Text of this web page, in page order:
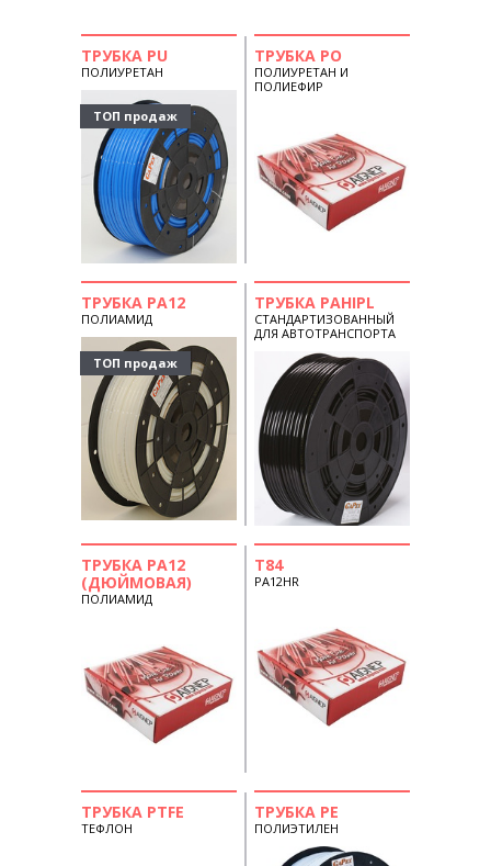
ТРУБКА PU
ПОЛИУРЕТАН
ТОП продаж
ТРУБКА PO
ПОЛИУРЕТАН И
ПОЛИЕФИР
ТРУБКА PA12
ПОЛИАМИД
ТОП продаж
ТРУБКА PAHIPL
СТАНДАРТИЗОВАННЫЙ
ДЛЯ АВТОТРАНСПОРТА
ТРУБКА PA12
(ДЮЙМОВАЯ)
ПОЛИАМИД
T84
PA12HR
ТРУБКА PTFE
ТЕФЛОН
ТРУБКА PE
ПОЛИЭТИЛЕН